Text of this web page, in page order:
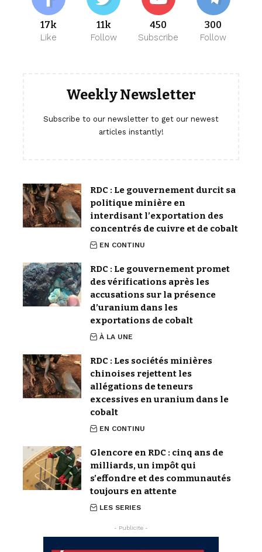
17k
Like
11k
Follow
450
Subscribe
300
Follow
Weekly Newsletter
Subscribe to our newsletter to get our newest
articles instantly!
RDC : Le gouvernement durcit sa
politique minière en
interdisant l’exportation des
concentrés de cuivre et de cobalt
EN CONTINU
RDC : Le gouvernement promet
des vérifications après les
accusations sur la présence
d’uranium dans les
exportations de cobalt
À LA UNE
RDC : Les sociétés minières
chinoises rejettent les
allégations de teneurs
excessives en uranium dans le
cobalt
EN CONTINU
Glencore en RDC : cinq ans de
milliards, un impôt qui
s’effondre et des communautés
toujours en attente
LES SERIES
- Publicite -